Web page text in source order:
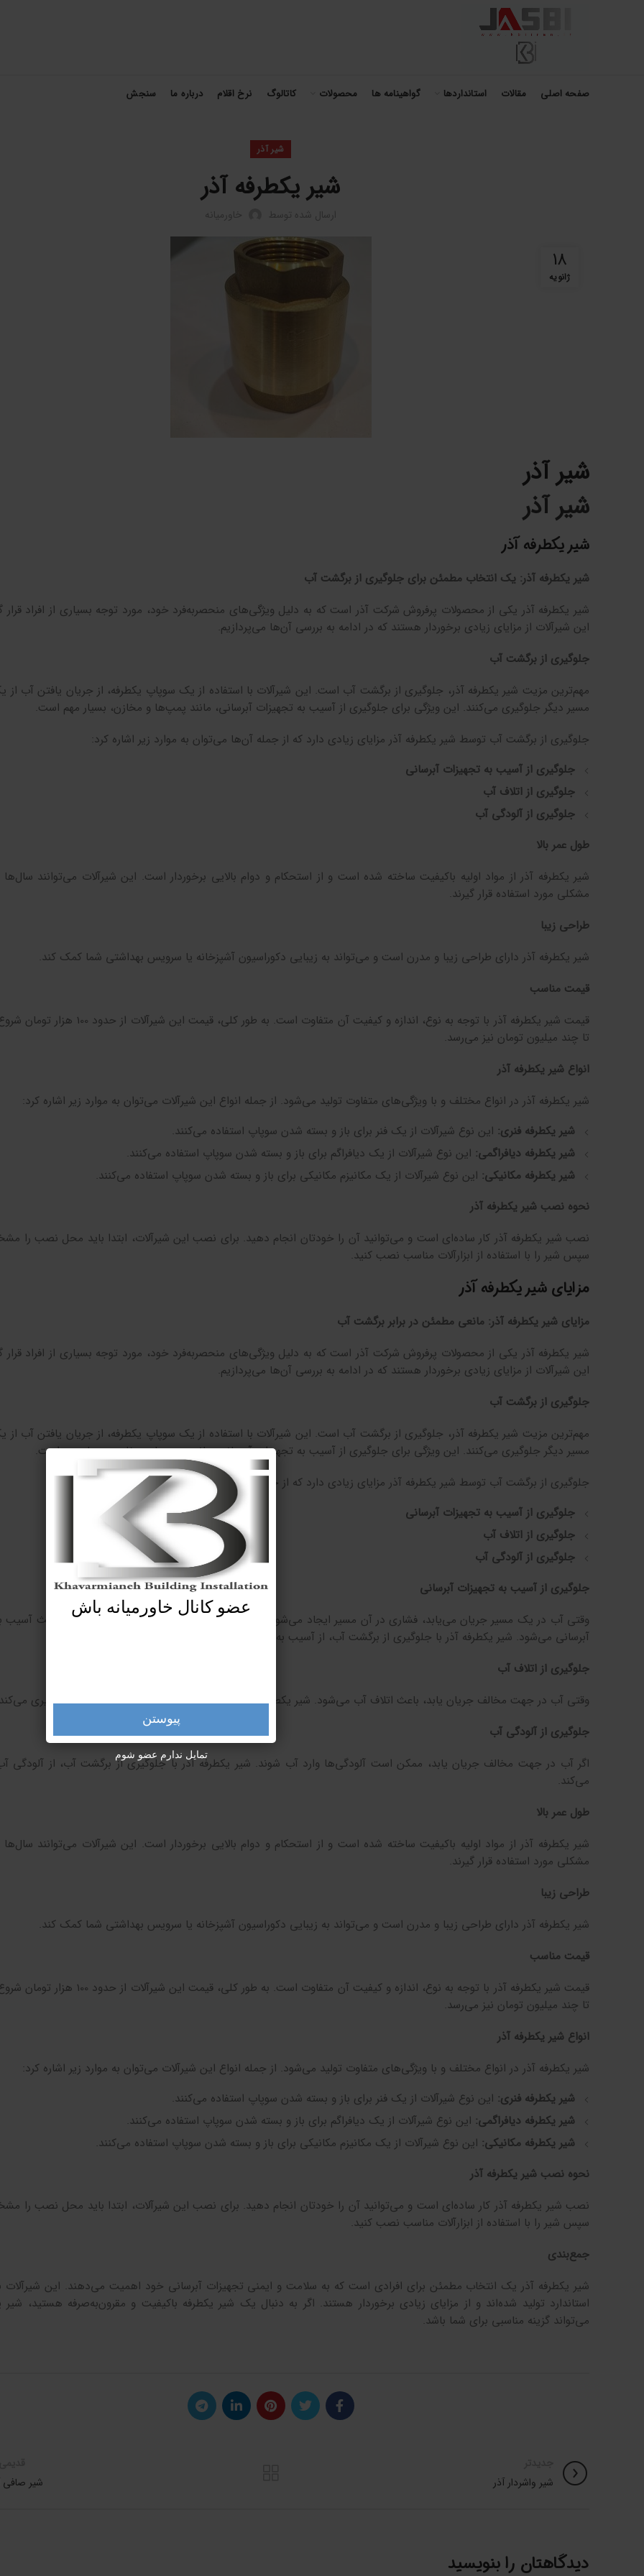
صفحه اصلی مقالات استانداردها گواهینامه ها محصولات کاتالوگ نرخ اقلام درباره ما سنجش
شیر آذر
شیر یکطرفه آذر
18
ژانویه
شیر آذر
شیر آذر
شیر یکطرفه آذر
شیر یکطرفه آذر: یک انتخاب مطمئن برای جلوگیری از برگشت آب
شیر یکطرفه آذر یکی از محصولات پرفروش شرکت آذر است که به دلیل ویژگی‌های منحصربه‌فرد خود، مورد توجه بسیاری از افراد قرار
این شیرآلات از مزایای زیادی برخوردار هستند که در ادامه به بررسی آن‌ها می‌پردازیم.
جلوگیری از برگشت آب
مهم‌ترین مزیت شیر یکطرفه آذر، جلوگیری از برگشت آب است. این شیرآلات با استفاده از یک سوپاپ یکطرفه، از جریان یافتن آب از
مسیر دیگر جلوگیری می‌کنند. این ویژگی برای جلوگیری از آسیب به تجهیزات آبرسانی، مانند پمپ‌ها و مخازن، بسیار مهم است.
جلوگیری از برگشت آب توسط شیر یکطرفه آذر مزایای زیادی دارد که از جمله آن‌ها می‌توان به موارد زیر اشاره کرد:
جلوگیری از آسیب به تجهیزات آبرسانی
جلوگیری از اتلاف آب
جلوگیری از آلودگی آب
طول عمر بالا
شیر یکطرفه آذر از مواد اولیه باکیفیت ساخته شده است و از استحکام و دوام بالایی برخوردار است. این شیرآلات می‌توانند
مشکلی مورد استفاده قرار گیرند.
طراحی زیبا
شیر یکطرفه آذر دارای طراحی زیبا و مدرن است و می‌تواند به زیبایی دکوراسیون آشپزخانه یا سرویس بهداشتی شما کمک کند.
قیمت مناسب
قیمت شیر یکطرفه آذر با توجه به نوع، اندازه و کیفیت آن متفاوت است. به طور
تا چند میلیون تومان نیز می‌رسد.
انواع شیر یکطرفه آذر
شیر یکطرفه آذر در انواع مختلف و با ویژگی‌های متفاوت تولید می‌شود. از جمله انواع این شیرآلات می‌توان به موارد زیر اشاره کرد:
شیر یکطرفه فنری: این نوع شیرآلات از یک فنر برای باز و بسته شدن سوپاپ استفاده می‌کنند.
شیر یکطرفه دیافراگمی: این نوع شیرآلات از یک دیافراگم برای باز و بسته شدن سوپاپ استفاده می‌کنند.
شیر یکطرفه مکانیکی: این نوع شیرآلات از یک مکانیزم مکانیکی برای باز و بسته شدن سوپاپ استفاده می‌کنند.
نحوه نصب شیر یکطرفه آذر
نصب شیر یکطرفه آذر کار ساده‌ای است و می‌توانید آن را خودتان انجام دهید. برای نصب این شیرآلات، ابتدا باید محل نصب را
سپس شیر را با استفاده از ابزارآلات مناسب نصب کنید.
مزایای شیر یکطرفه آذر
مزایای شیر یکطرفه آذر: مانعی مطمئن در برابر برگشت آب
شیر یکطرفه آذر یکی از محصولات پرفروش شرکت آذر است که به دلیل ویژگی‌های منحصربه‌فرد خود، مورد توجه بسیاری از افراد قرار
این شیرآلات از مزایای زیادی برخوردار هستند که در ادامه به بررسی آن‌ها می‌پردازیم.
جلوگیری از برگشت آب
مهم‌ترین مزیت شیر یکطرفه آذر، جلوگیری از برگشت آب است. این شیرآلات با استفاده از یک سوپاپ یکطرفه، از جریان یافتن آب از
مسیر دیگر جلوگیری می‌کنند. این ویژگی برای جلوگیری از آسیب به تجهیزات آبرسانی، مانند پمپ‌ها و مخازن، بسیار مهم است.
جلوگیری از برگشت آب توسط شیر یکطرفه آذر مزایای زیادی دارد که از جمله آن‌ها می‌توان به موارد زیر اشاره کرد:
جلوگیری از آسیب به تجهیزات آبرسانی
جلوگیری از اتلاف آب
جلوگیری از آلودگی آب
جلوگیری از آسیب به تجهیزات آبرسانی
وقتی آب در یک مسیر جریان می‌یابد، فشاری در آن مسیر ایجاد می‌شود. اگر آب در جهت مخالف جریان یابد، این فشار باعث آسیب
آبرسانی می‌شود. شیر یکطرفه آذر با جلوگیری از برگشت آب، از آسیب به تجهیزات آبرسانی جلوگیری می‌کند.
جلوگیری از اتلاف آب
وقتی آب در جهت مخالف جریان یابد، باعث اتلاف آب می‌شود. شیر یکطرفه آذر با جلوگیری از برگشت آب، از اتلاف آب جلوگیری
جلوگیری از آلودگی آب
اگر آب در جهت مخالف جریان یابد، ممکن است آلودگی‌ها وارد آب شوند. شیر یکطرفه آذر با جلوگیری از برگشت آب، از آلودگی
می‌کند.
طول عمر بالا
شیر یکطرفه آذر از مواد اولیه باکیفیت ساخته شده است و از استحکام و دوام بالایی برخوردار است. این شیرآلات می‌توانند
مشکلی مورد استفاده قرار گیرند.
طراحی زیبا
شیر یکطرفه آذر دارای طراحی زیبا و مدرن است و می‌تواند به زیبایی دکوراسیون آشپزخانه یا سرویس بهداشتی شما کمک کند.
قیمت مناسب
قیمت شیر یکطرفه آذر با توجه به نوع، اندازه و کیفیت آن متفاوت است. به طور
تا چند میلیون تومان نیز می‌رسد.
انواع شیر یکطرفه آذر
شیر یکطرفه آذر در انواع مختلف و با ویژگی‌های متفاوت تولید می‌شود. از جمله انواع این شیرآلات می‌توان به موارد زیر اشاره کرد:
شیر یکطرفه فنری: این نوع شیرآلات از یک فنر برای باز و بسته شدن سوپاپ استفاده می‌کنند.
شیر یکطرفه دیافراگمی: این نوع شیرآلات از یک دیافراگم برای باز و بسته شدن سوپاپ استفاده می‌کنند.
شیر یکطرفه مکانیکی: این نوع شیرآلات از یک مکانیزم مکانیکی برای باز و بسته شدن سوپاپ استفاده می‌کنند.
نحوه نصب شیر یکطرفه آذر
نصب شیر یکطرفه آذر کار ساده‌ای است و می‌توانید آن را خودتان انجام دهید. برای نصب این شیرآلات، ابتدا باید محل نصب را
سپس شیر را با استفاده از ابزارآلات مناسب نصب کنید.
جمع‌بندی
شیر یکطرفه آذر یک انتخاب مطمئن برای افرادی است که به سلامت و ایمنی تجهیزات آبرسانی خود اهمیت می‌دهند. این شیرآلات
استاندارد تولید شده‌اند و از مزایای زیادی برخوردار هستند. اگر به دنبال یک شیر یکطرفه باکیفیت و مقرون‌به‌صرفه هستید، شیر
می‌تواند گزینه مناسبی برای شما باشد.
شیر واشردار آذر
شیر صافی
دیدگاهتان را بنویسید
عضو کانال خاورمیانه باش
پیوستن
تمایل ندارم عضو شوم